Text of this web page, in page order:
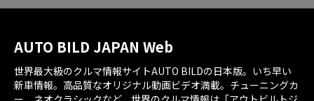
AUTO BILD JAPAN Web
世界最大級のクルマ情報サイトAUTO BILDの日本版。いち早い
新車情報。高品質なオリジナル動画ビデオ満載。チューニングカ